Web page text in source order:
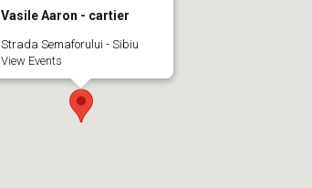
Vasile Aaron - cartier
Strada Semaforului - Sibiu
View Events